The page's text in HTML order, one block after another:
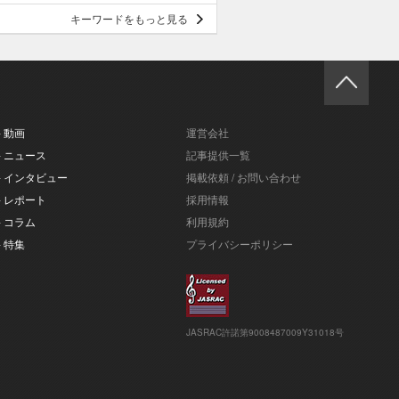
キーワードをもっと見る
動画
ニュース
インタビュー
レポート
コラム
特集
運営会社
記事提供一覧
掲載依頼 / お問い合わせ
採用情報
利用規約
プライバシーポリシー
JASRAC許諾第9008487009Y31018号